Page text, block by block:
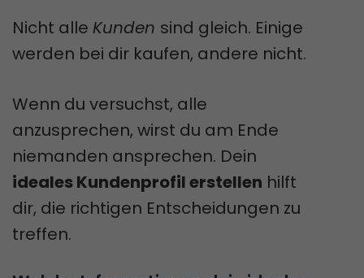
Nicht alle Kunden sind gleich. Einige
werden bei dir kaufen, andere nicht.
Wenn du versuchst, alle
anzusprechen, wirst du am Ende
niemanden ansprechen. Dein
ideales Kundenprofil erstellen hilft
dir, die richtigen Entscheidungen zu
treffen.